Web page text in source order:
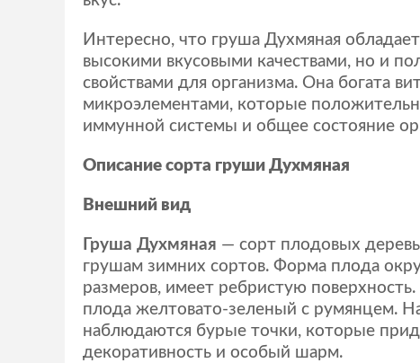
Интересно, что груша Духмяная
высокими вкусовыми качествами, но и
свойствами для организма. Она богата
микроэлементами, которые
иммунной системы и общее состояние
Описание сорта груши Духмяная
Внешний вид
Груша Духмяная — сорт плодовых
грушам зимних сортов. Форма плода
размеров, имеет ребристую
плода желтовато-зеленый с румянцем.
наблюдаются бурые точки, которые
декоративность и особый шарм.